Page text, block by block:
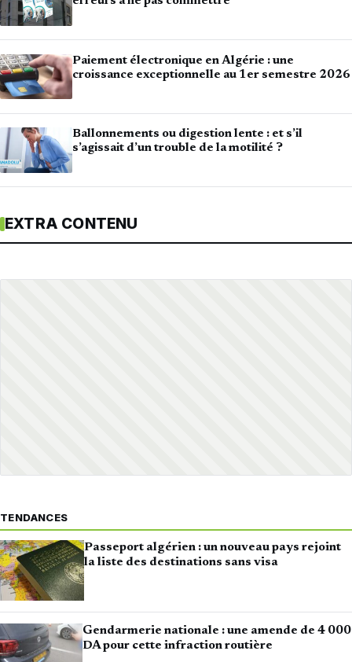
Paiement électronique en Algérie : une
croissance exceptionnelle au 1er semestre 2026
Ballonnements ou digestion lente : et s’il
s’agissait d’un trouble de la motilité ?
EXTRA CONTENU
TENDANCES
Passeport algérien : un nouveau pays rejoint
la liste des destinations sans visa
Gendarmerie nationale : une amende de 4 000
DA pour cette infraction routière